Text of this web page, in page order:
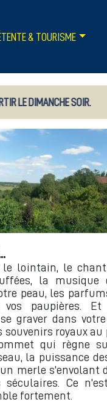
& TOURISME
LE DIMANCHE SOIR.
le lointain, le
la musique
peau, les
paupières.
graver dans
souvenirs royaux
qui règne
la puissance
merle s'envolant
séculaires. Ce
fortement.